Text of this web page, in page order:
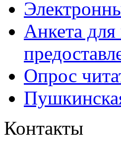
Анкета для
Опрос
Контакты